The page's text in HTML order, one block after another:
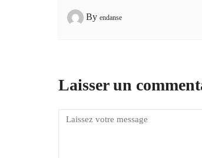
By endanse
Laisser un